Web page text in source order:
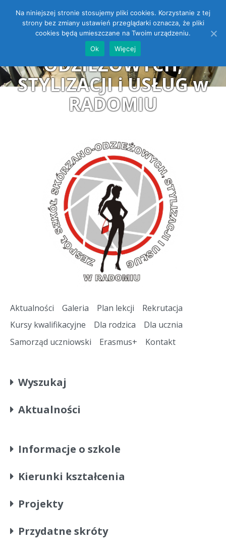
Open toolbar
ZESPÓŁ SZKÓŁ
SKÓRZANO-
ODZIEŻOWYCH,
STYLIZACJI i USŁUG w
RADOMIU
Aktualności Galeria Plan lekcji
Rekrutacja
Kursy kwalifikacyjne
Dla rodzica
Dla ucznia
Samorząd uczniowski
Erasmus+ Kontakt
Wyszukaj
Aktualności
Informacje o szkole
Kierunki kształcenia
Projekty
Przydatne skróty
Na niniejszej stronie stosujemy pliki cookies. Korzystanie z tej
strony bez zmiany ustawień przeglądarki oznacza, że pliki
cookies będą umieszczane na Twoim urządzeniu.
Ok
Więcej